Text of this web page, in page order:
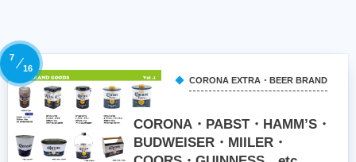
CORONA EXTRA・BEER BRAND
CORONA・PABST・HAMM’S・
BUDWEISER・MIILER・
7
16